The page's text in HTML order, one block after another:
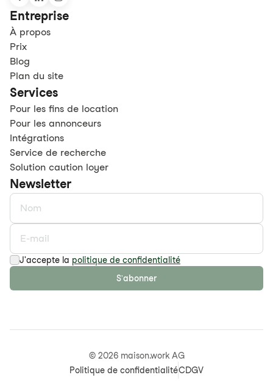
Entreprise
À propos
Prix
Blog
Plan du site
Services
Pour les fins de location
Pour les annonceurs
Intégrations
Service de recherche
Solution caution loyer
Newsletter
J'accepte la politique de confidentialité
S'abonner
© 2026maison.work AG
Politique de confidentialitéCDGV